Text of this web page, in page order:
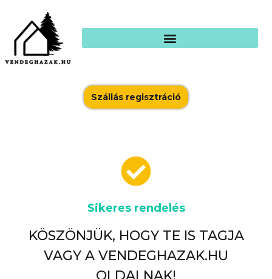
Szállás regisztráció
Sikeres rendelés
KÖSZÖNJÜK, HOGY TE IS TAGJA
VAGY A VENDEGHAZAK.HU
OLDALNAK!